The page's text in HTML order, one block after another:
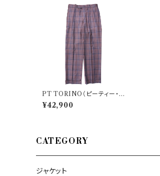
PT TORINO（ピーティー・ト
リノ） パンツ QUINDICI 33
628
¥42,900
CATEGORY
ジャケット